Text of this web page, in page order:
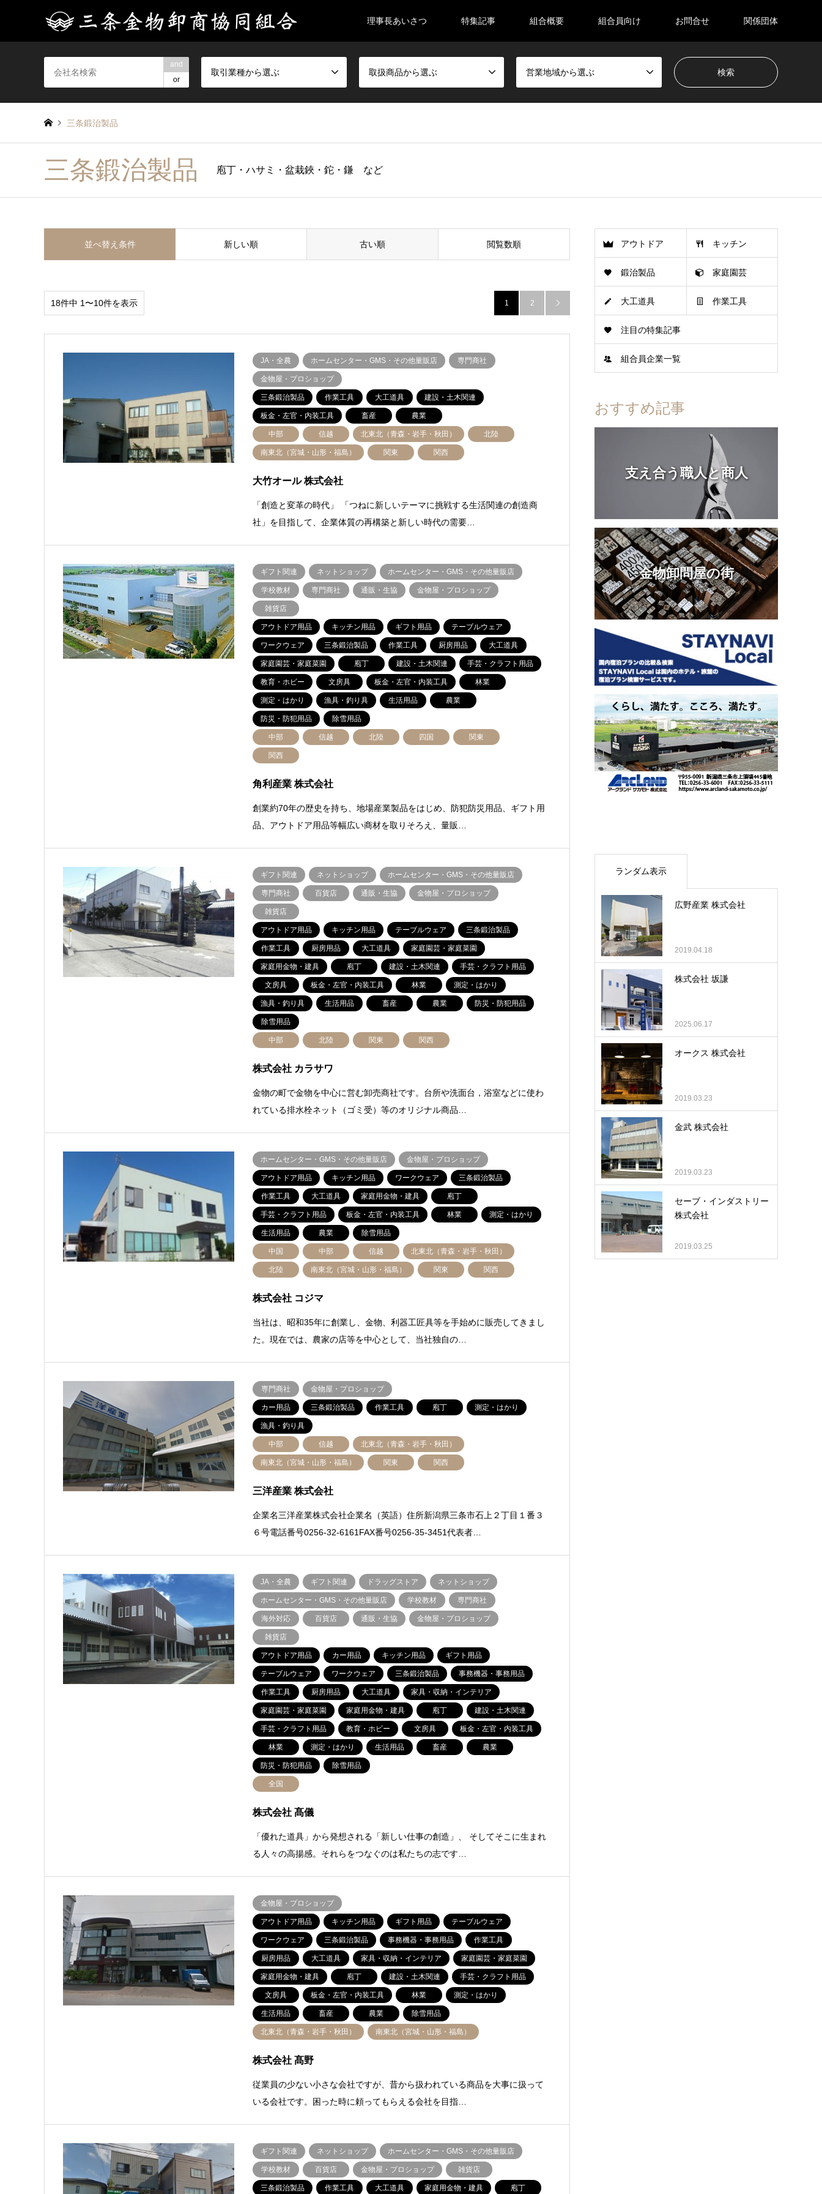
理事長あいさつ 特集記事 組合概要 組合員向け お問合せ 関係団体
and
or
取引業種から選ぶ 取扱商品から選ぶ 営業地域から選ぶ
三条鍛治製品
三条鍛治製品 庖丁・ハサミ・盆栽鋏・鉈・鎌 など
並べ替え条件 新しい順 古い順 閲覧数順
18件中 1〜10件を表示 1 2 
JA・全農 ホームセンター・GMS・その他量販店 専門商社
金物屋・プロショップ
三条鍛治製品 作業工具 大工道具 建設・土木関連
板金・左官・内装工具 畜産 農業
中部 信越 北東北（青森・岩手・秋田） 北陸
南東北（宮城・山形・福島） 関東 関西
大竹オール 株式会社
「創造と変革の時代」 「つねに新しいテーマに挑戦する生活関連の創造商
社」を目指して、企業体質の再構築と新しい時代の需要…
ギフト関連 ネットショップ ホームセンター・GMS・その他量販店
学校教材 専門商社 通販・生協 金物屋・プロショップ
雑貨店
アウトドア用品 キッチン用品 ギフト用品 テーブルウェア
ワークウェア 三条鍛治製品 作業工具 厨房用品 大工道具
家庭園芸・家庭菜園 庖丁 建設・土木関連 手芸・クラフト用品
教育・ホビー 文房具 板金・左官・内装工具 林業
測定・はかり 漁具・釣り具 生活用品 農業
防災・防犯用品 除雪用品
中部 信越 北陸 四国 関東
関西
角利産業 株式会社
創業約70年の歴史を持ち、地場産業製品をはじめ、防犯防災用品、ギフト用
品、アウトドア用品等幅広い商材を取りそろえ、量販…
ギフト関連 ネットショップ ホームセンター・GMS・その他量販店
専門商社 百貨店 通販・生協 金物屋・プロショップ
雑貨店
アウトドア用品 キッチン用品 テーブルウェア 三条鍛治製品
作業工具 厨房用品 大工道具 家庭園芸・家庭菜園
家庭用金物・建具 庖丁 建設・土木関連 手芸・クラフト用品
文房具 板金・左官・内装工具 林業 測定・はかり
漁具・釣り具 生活用品 畜産 農業 防災・防犯用品
除雪用品
中部 北陸 関東 関西
株式会社 カラサワ
金物の町で金物を中心に営む卸売商社です。台所や洗面台，浴室などに使わ
れている排水栓ネット（ゴミ受）等のオリジナル商品…
ホームセンター・GMS・その他量販店 金物屋・プロショップ
アウトドア用品 キッチン用品 ワークウェア 三条鍛治製品
作業工具 大工道具 家庭用金物・建具 庖丁
手芸・クラフト用品 板金・左官・内装工具 林業 測定・はかり
生活用品 農業 除雪用品
中国 中部 信越 北東北（青森・岩手・秋田）
北陸 南東北（宮城・山形・福島） 関東 関西
株式会社 コジマ
当社は、昭和35年に創業し、金物、利器工匠具等を手始めに販売してきまし
た。現在では、農家の店等を中心として、当社独自の…
専門商社 金物屋・プロショップ
カー用品 三条鍛治製品 作業工具 庖丁 測定・はかり
漁具・釣り具
中部 信越 北東北（青森・岩手・秋田）
南東北（宮城・山形・福島） 関東 関西
三洋産業 株式会社
企業名三洋産業株式会社企業名（英語）住所新潟県三条市石上２丁目１番３
６号電話番号0256-32-6161FAX番号0256-35-3451代表者…
JA・全農 ギフト関連 ドラッグストア ネットショップ
ホームセンター・GMS・その他量販店 学校教材 専門商社
海外対応 百貨店 通販・生協 金物屋・プロショップ
雑貨店
アウトドア用品 カー用品 キッチン用品 ギフト用品
テーブルウェア ワークウェア 三条鍛治製品 事務機器・事務用品
作業工具 厨房用品 大工道具 家具・収納・インテリア
家庭園芸・家庭菜園 家庭用金物・建具 庖丁 建設・土木関連
手芸・クラフト用品 教育・ホビー 文房具 板金・左官・内装工具
林業 測定・はかり 生活用品 畜産 農業
防災・防犯用品 除雪用品
全国
株式会社 髙儀
「優れた道具」から発想される「新しい仕事の創造」、 そしてそこに生まれ
る人々の高揚感。それらをつなぐのは私たちの志です…
金物屋・プロショップ
アウトドア用品 キッチン用品 ギフト用品 テーブルウェア
ワークウェア 三条鍛治製品 事務機器・事務用品 作業工具
厨房用品 大工道具 家具・収納・インテリア 家庭園芸・家庭菜園
家庭用金物・建具 庖丁 建設・土木関連 手芸・クラフト用品
文房具 板金・左官・内装工具 林業 測定・はかり
生活用品 畜産 農業 除雪用品
北東北（青森・岩手・秋田） 南東北（宮城・山形・福島）
株式会社 髙野
従業員の少ない小さな会社ですが、昔から扱われている商品を大事に扱って
いる会社です。困った時に頼ってもらえる会社を目指…
ギフト関連 ネットショップ ホームセンター・GMS・その他量販店
学校教材 百貨店 金物屋・プロショップ 雑貨店
三条鍛治製品 作業工具 大工道具 家庭用金物・建具 庖丁
アウトドア キッチン
鍛治製品 家庭園芸
大工道具 作業工具
注目の特集記事
組合員企業一覧
おすすめ記事
支え合う職人と商人
金物卸問屋の街
ランダム表示
広野産業 株式会社
2019.04.18
株式会社 坂謙
2025.06.17
オークス 株式会社
2019.03.23
金武 株式会社
2019.03.23
セーブ・インダストリー
株式会社
2019.03.25